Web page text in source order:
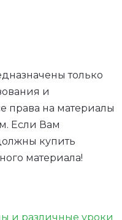
только
и
права на материалы
Если Вам
купить
материала!
и различные уроки